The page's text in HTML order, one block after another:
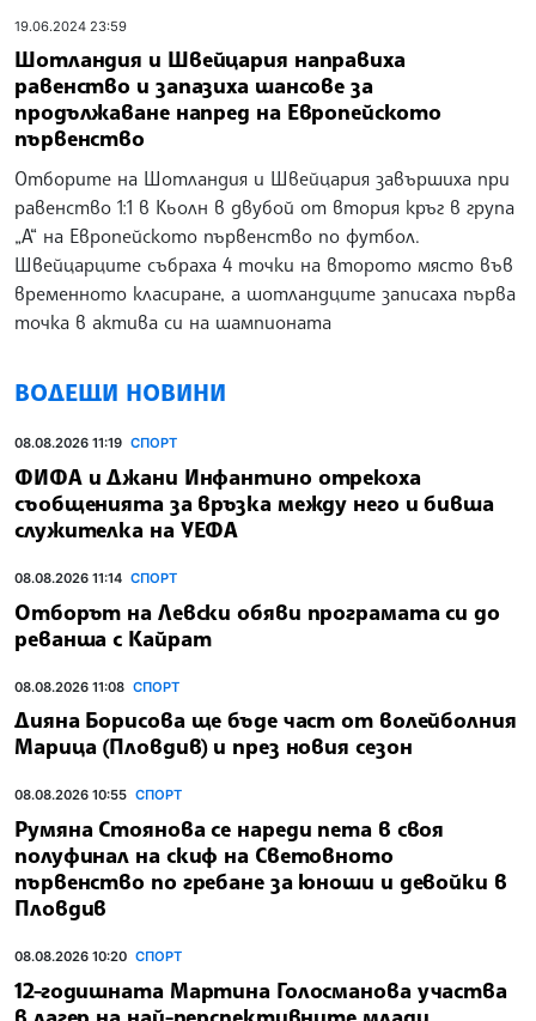
19.06.2024 23:59
Шотландия и Швейцария направиха
равенство и запазиха шансове за
продължаване напред на Европейското
първенство
Отборите на Шотландия и Швейцария завършиха при
равенство 1:1 в Кьолн в двубой от втория кръг в група
„А“ на Европейското първенство по футбол.
Швейцарците събраха 4 точки на второто място във
временното класиране, а шотландците записаха първа
точка в актива си на шампионата
ВОДЕЩИ НОВИНИ
08.08.2026 11:19 СПОРТ
ФИФА и Джани Инфантино отрекоха
съобщенията за връзка между него и бивша
служителка на УЕФА
08.08.2026 11:14 СПОРТ
Отборът на Левски обяви програмата си до
реванша с Кайрат
08.08.2026 11:08 СПОРТ
Дияна Борисова ще бъде част от волейболния
Марица (Пловдив) и през новия сезон
08.08.2026 10:55 СПОРТ
Румяна Стоянова се нареди пета в своя
полуфинал на скиф на Световното
първенство по гребане за юноши и девойки в
Пловдив
08.08.2026 10:20 СПОРТ
12-годишната Мартина Голосманова участва
в лагер на най-перспективните млади